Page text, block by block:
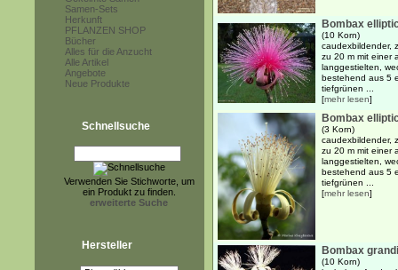
Samen-Sets
Herkunft
PFLANZEN SHOP
Bücher
Alles für die Anzucht
Alle Artikel
Angebote
Neue Produkte
Schnellsuche
Verwenden Sie Stichworte, um
ein Produkt zu finden.
erweiterte Suche
Hersteller
Bombax
(10 Korn)
caudexbildender,
zu 20 m mit einer
langgestielten,
bestehend aus 5
tiefgrünen ...
[mehr lesen]
Bombax
(3 Korn)
caudexbildender,
zu 20 m mit einer
langgestielten,
bestehend aus 5
tiefgrünen ...
[mehr lesen]
Bombax
(10 Korn)